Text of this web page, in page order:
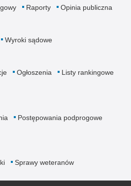
Raporty Opinia publiczna
Wyroki sądowe
Ogłoszenia
Listy rankingowe
Postępowania podprogowe
Sprawy weteranów